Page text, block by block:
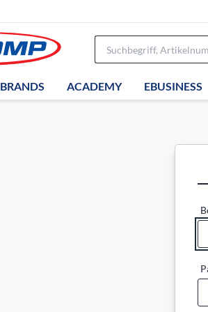
BRANDS ACADEMY EBUSINESS